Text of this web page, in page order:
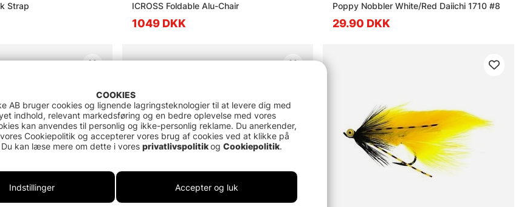
Strap ICROSS Foldable Alu-Chair
1049 DKK
Poppy Nobbler White/Red Daiichi 1710 #8
29.90 DKK
COOKIES
AB bruger cookies og lignende lagringsteknologier til at levere dig med
indhold, relevant markedsføring og en bedre oplevelse med vores
kan anvendes til personlig og ikke-personlig reklame. Du anerkender,
Cookiepolitik og accepterer vores brug af cookies ved at klikke på
kan læse mere om dette i vores privatlivspolitikog Cookiepolitik.
Indstillinger Accepter og luk